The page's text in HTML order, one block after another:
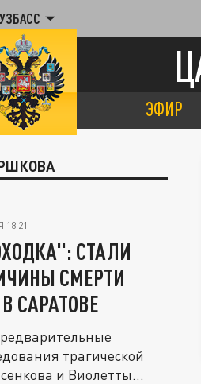
ЭФИР
18:21
СТАЛИ
СМЕРТИ
САРАТОВЕ
трагической
и Виолетты...